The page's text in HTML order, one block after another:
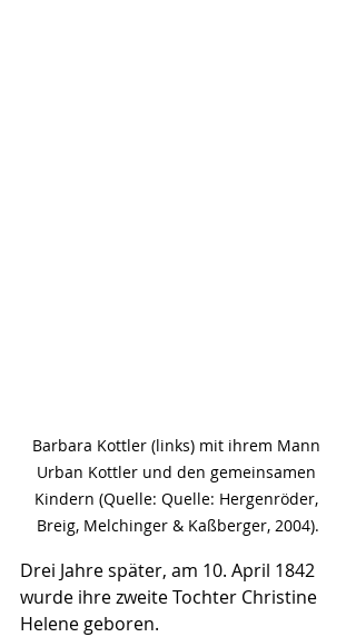
Barbara Kottler (links) mit ihrem Mann
Urban Kottler und den gemeinsamen
Kindern (Quelle: Quelle: Hergenröder,
Breig, Melchinger & Kaßberger, 2004).
Drei Jahre später, am 10. April 1842
wurde ihre zweite Tochter Christine
Helene geboren.